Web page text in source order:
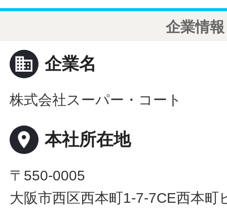
企業情報
business 企業名
株式会社スーパー・コート
place 本社所在地
〒550-0005
大阪市西区西本町1-7-7CE西本町